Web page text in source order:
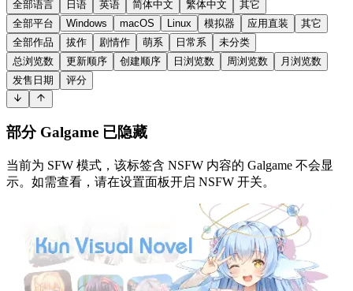
全部语言
日语 英语 简体中文 繁体中文
其它
全部平台
Windows macOS Linux 模拟器 应用直装
其它
全部作品
拔作 剧情作 萌系 日常系
未分类
总浏览数
更新顺序 创建顺序 日浏览数 周浏览数
月浏览数
发售日期
评分
部分 Galgame 已隐藏
当前为 SFW 模式，该标签含 NSFW 内容的 Galgame 不会显
示。如需查看，请在设置面板开启 NSFW 开关。